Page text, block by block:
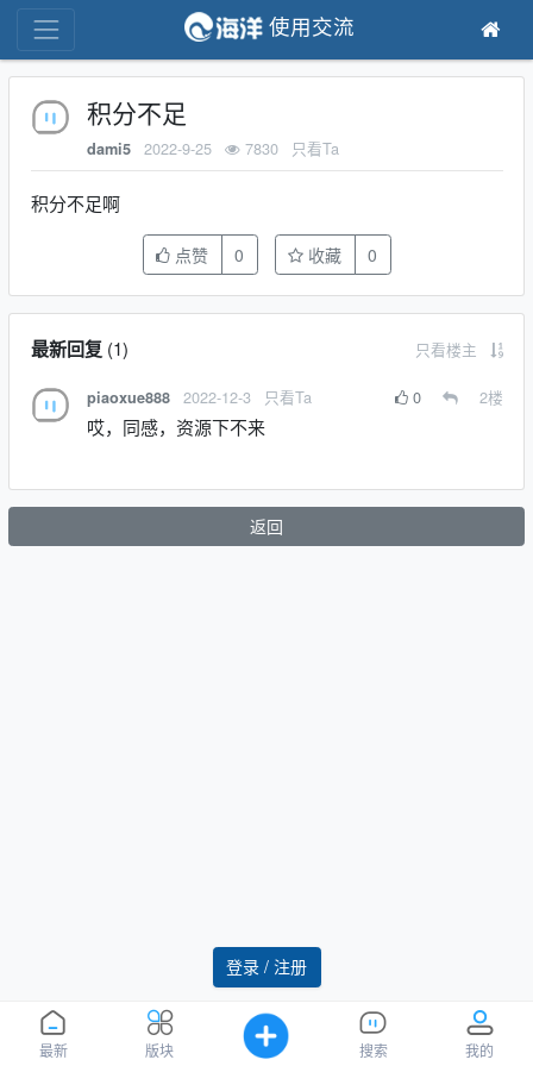
最新 版块 搜索 我的
登录 / 注册
使用交流
积分不足
dami5 2022-9-25 7830 只看Ta
积分不足啊
点赞 0 收藏 0
最新回复(1) 只看楼主
piaoxue888 2022-12-3 只看Ta 0 2楼
哎，同感，资源下不来
返回